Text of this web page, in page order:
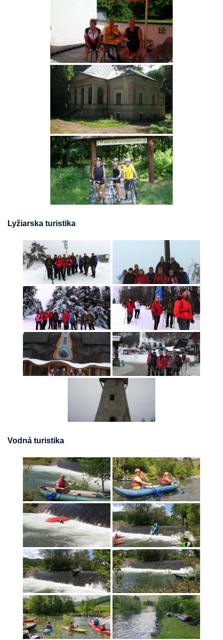
Lyžiarska turistika
Vodná turistika